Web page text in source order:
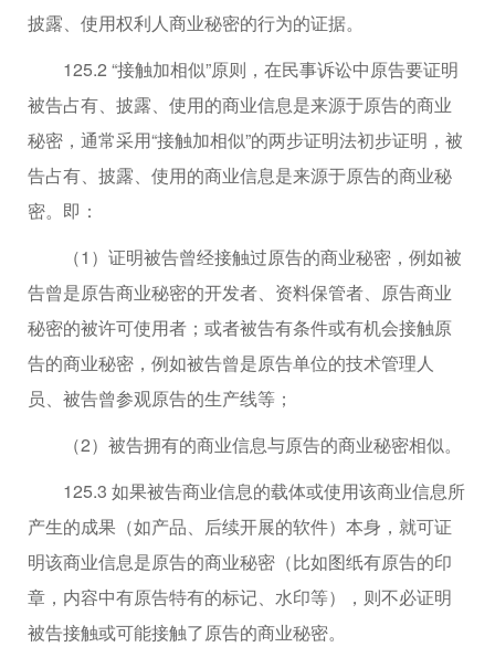
披露、使用权利人商业秘密的行为的证据。
125.2 “接触加相似”原则，在民事诉讼中原告要证明
被告占有、披露、使用的商业信息是来源于原告的商业
秘密，通常采用“接触加相似”的两步证明法初步证明，被
告占有、披露、使用的商业信息是来源于原告的商业秘
密。即：
（1）证明被告曾经接触过原告的商业秘密，例如被
告曾是原告商业秘密的开发者、资料保管者、原告商业
秘密的被许可使用者；或者被告有条件或有机会接触原
告的商业秘密，例如被告曾是原告单位的技术管理人
员、被告曾参观原告的生产线等；
（2）被告拥有的商业信息与原告的商业秘密相似。
125.3 如果被告商业信息的载体或使用该商业信息所
产生的成果（如产品、后续开展的软件）本身，就可证
明该商业信息是原告的商业秘密（比如图纸有原告的印
章，内容中有原告特有的标记、水印等），则不必证明
被告接触或可能接触了原告的商业秘密。